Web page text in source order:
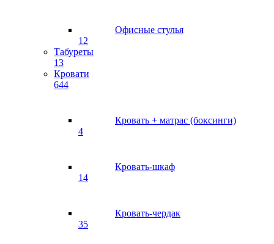
Офисные стулья
12
Табуреты
13
Кровати
644
Кровать + матрас (боксинги)
4
Кровать-шкаф
14
Кровать-чердак
35